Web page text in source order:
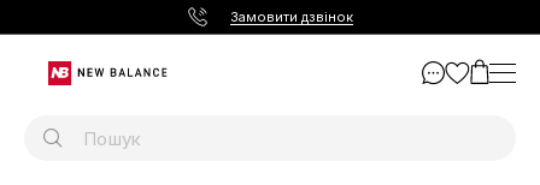
Замовити дзвінок